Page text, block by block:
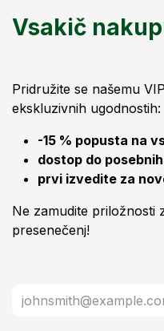
Vsakič
Pridružite se našemu
ekskluzivnih ugodnostih:
-15 % popusta na
dostop do
prvi izvedite za
Ne zamudite priložnosti
presenečenj!